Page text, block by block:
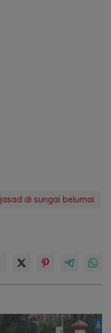
di sungai belumai